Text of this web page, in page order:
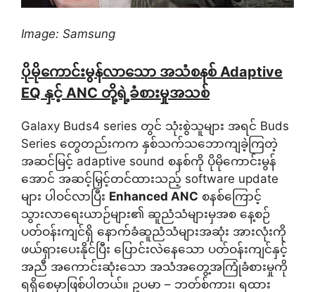
Image: Samsung
ပိုမိုကောင်းမွန်လာသော အသံစနစ် Adaptive
EQ နှင့် ANC တို့ရဲ့ခံစားမှုအသစ်
Galaxy Buds4 series တွင် သုံးစွဲသူများ အရင် Buds
Series တွေတည်းကက နှစ်သက်သဘောကျခဲ့ကြတဲ့
အဆင်မြင့် adaptive sound စနစ်ကို ပိုမိုကောင်းမွန်
အောင် အဆင့်မြှင့်တင်ထားသည့် software update
များ ပါဝင်လာပြီး Enhanced ANC စနစ်ကြောင့်
သွားလာရေးယာဉ်များ၏ ဆူညံသံများမှအစ နေ့စဉ်
ပတ်ဝန်းကျင်ရှိ နောက်ခံဆူညံသံများအဆုံး အားလုံးကို
ဖယ်ရှားပေးနိုင်ပြီး ပြောင်းလဲနေသော ပတ်ဝန်းကျင်နှင့်
အညီ အကောင်းဆုံးသော အသံအတွေ့အကြုံခံစားမှုကို
ရရှိစေမှာဖြစ်ပါတယ်။ ဥပမာ – ဘတ်စ်ကား၊ ရထား